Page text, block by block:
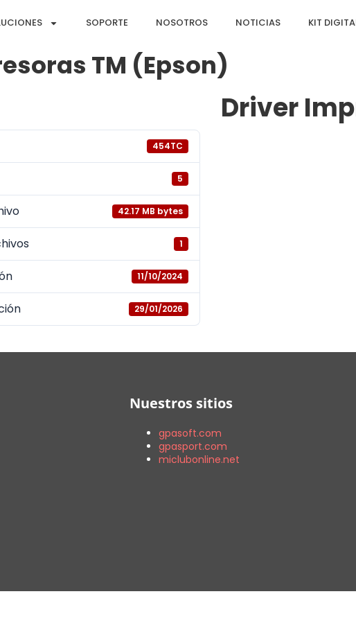
SOPORTE NOSOTROS NOTICIAS KIT
TM (Epson)
454TC
5
42.17 MB bytes
1
11/10/2024
29/01/2026
Driver
Nuestros sitios
gpasoft.com
gpasport.com
miclubonline.net